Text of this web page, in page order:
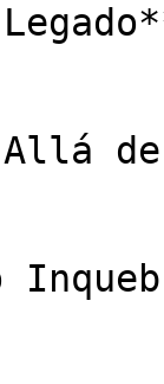
Allá